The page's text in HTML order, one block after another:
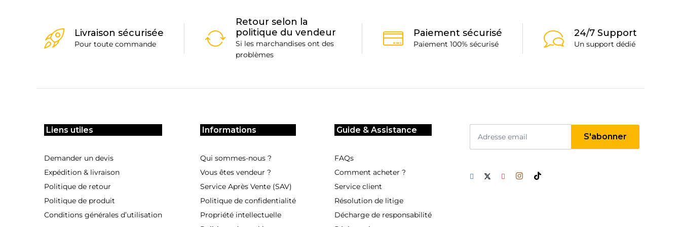
la
page
du
produit
Livraison sécurisée
Pour toute commande
Retour selon la
politique du vendeur
Si les marchandises ont des
problèmes
Paiement sécurisé
Paiement 100% sécurisé
24/7 Support
Un support dédié
Liens utiles
Demander un devis
Expédition & livraison
Politique de retour
Politique de produit
Conditions générales d’utilisation
Informations
Qui sommes-nous ?
Vous êtes vendeur ?
Service Après Vente (SAV)
Politique de confidentialité
Propriété intellectuelle
Guide & Assistance
FAQs
Comment acheter ?
Service client
Résolution de litige
Décharge de responsabilité